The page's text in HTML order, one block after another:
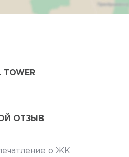
ОТЗЫВ
о ЖК